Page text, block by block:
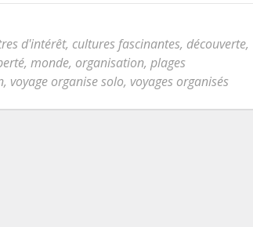
d'intérêt, cultures fascinantes, découverte,
, monde, organisation, plages
, voyage organise solo, voyages organisés